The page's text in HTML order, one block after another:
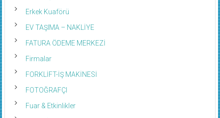
Erkek Kuaförü
EV TAŞIMA – NAKLİYE
FATURA ÖDEME MERKEZİ
Firmalar
FORKLİFT-İŞ MAKİNESİ
FOTOĞRAFÇI
Fuar & Etkinlikler